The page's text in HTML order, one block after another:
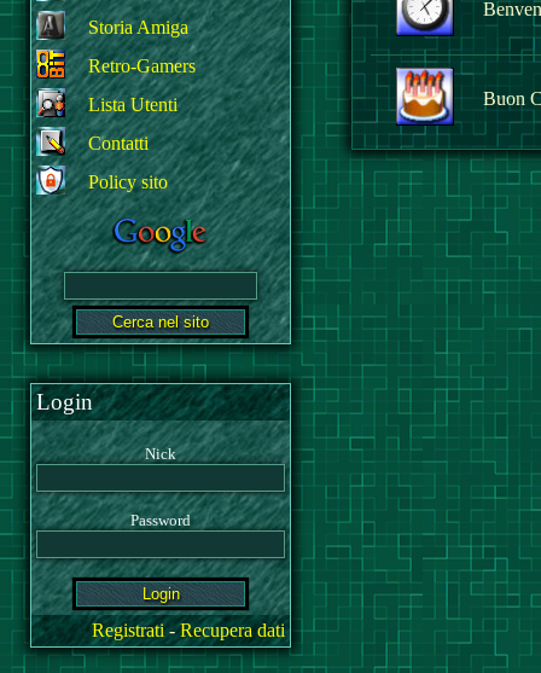
Storia Amiga
Retro-Gamers
Lista Utenti
Contatti
Policy sito
Login
Nick
Password
Registrati-Recupera dati
Buon